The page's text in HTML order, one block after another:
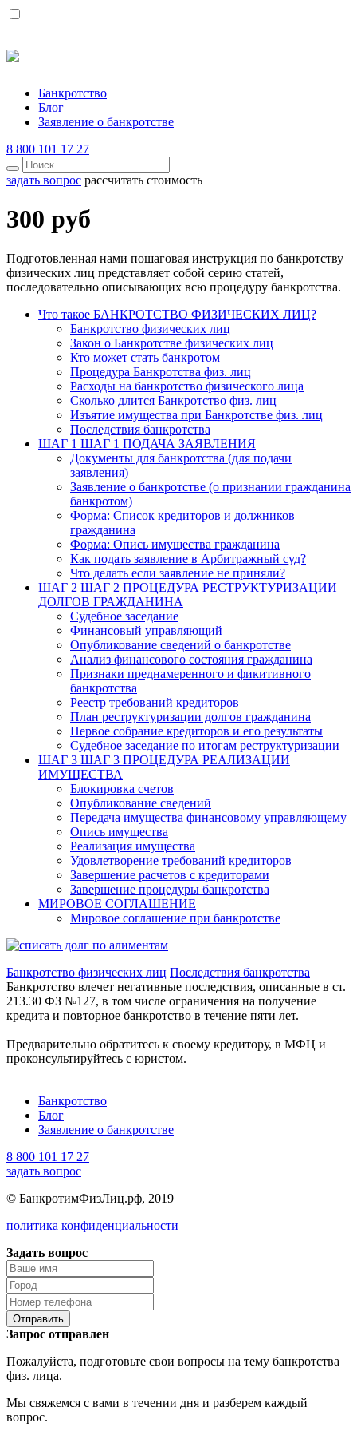
Банкротство
Блог
Заявление о банкротстве
8 800 101 17 27
задать вопрос рассчитать стоимость
300 руб
Подготовленная нами пошаговая инструкция по банкротству
физических лиц представляет собой серию статей,
последовательно описывающих всю процедуру банкротства.
Что такое БАНКРОТСТВО ФИЗИЧЕСКИХ ЛИЦ?
Банкротство физических лиц
Закон о Банкротстве физических лиц
Кто может стать банкротом
Процедура Банкротства физ. лиц
Расходы на банкротство физического лица
Сколько длится Банкротство физ. лиц
Изъятие имущества при Банкротстве физ. лиц
Последствия банкротства
ШАГ 1 ШАГ 1 ПОДАЧА ЗАЯВЛЕНИЯ
Документы для банкротства (для подачи
заявления)
Заявление о банкротстве (о признании гражданина
банкротом)
Форма: Список кредиторов и должников
гражданина
Форма: Опись имущества гражданина
Как подать заявление в Арбитражный суд?
Что делать если заявление не приняли?
ШАГ 2 ШАГ 2 ПРОЦЕДУРА РЕСТРУКТУРИЗАЦИИ
ДОЛГОВ ГРАЖДАНИНА
Судебное заседание
Финансовый управляющий
Опубликование сведений о банкротстве
Анализ финансового состояния гражданина
Признаки преднамеренного и фикитивного
банкротства
Реестр требований кредиторов
План реструктуризации долгов гражданина
Первое собрание кредиторов и его результаты
Судебное заседание по итогам реструктуризации
ШАГ 3 ШАГ 3 ПРОЦЕДУРА РЕАЛИЗАЦИИ
ИМУЩЕСТВА
Блокировка счетов
Опубликование сведений
Передача имущества финансовому управляющему
Опись имущества
Реализация имущества
Удовлетворение требований кредиторов
Завершение расчетов с кредиторами
Завершение процедуры банкротства
МИРОВОЕ СОГЛАШЕНИЕ
Мировое соглашение при банкротстве
Банкротство физических лиц Последствия банкротства
Банкротство влечет негативные последствия, описанные в ст.
213.30 ФЗ №127, в том числе ограничения на получение
кредита и повторное банкротство в течение пяти лет.
Предварительно обратитесь к своему кредитору, в МФЦ и
проконсультируйтесь с юристом.
Банкротство
Блог
Заявление о банкротстве
8 800 101 17 27
задать вопрос
© БанкротимФизЛиц.рф, 2019
политика конфиденциальности
Задать вопрос
Отправить
Запрос отправлен
Пожалуйста, подготовьте свои вопросы на тему банкротства
физ. лица.
Мы свяжемся с вами в течении дня и разберем каждый
вопрос.